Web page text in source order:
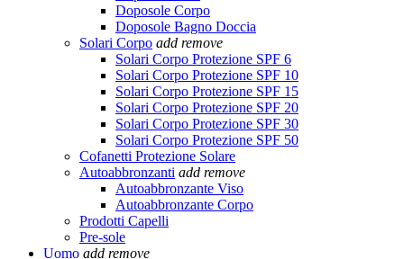
Doposole Corpo
Doposole Bagno Doccia
Solari Corpo add remove
Solari Corpo Protezione SPF 6
Solari Corpo Protezione SPF 10
Solari Corpo Protezione SPF 15
Solari Corpo Protezione SPF 20
Solari Corpo Protezione SPF 30
Solari Corpo Protezione SPF 50
Cofanetti Protezione Solare
Autoabbronzanti add remove
Autoabbronzante Viso
Autoabbronzante Corpo
Prodotti Capelli
Pre-sole
Uomo add remove